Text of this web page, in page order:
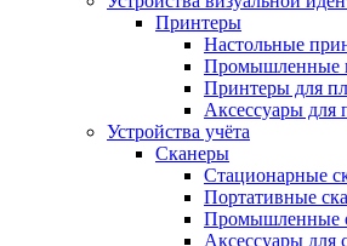
Принтеры
Настольные
Промышленные
Принтеры для
Аксессуары для
Устройства учёта
Сканеры
Стационарные
Портативные
Промышленные
Аксессуары для